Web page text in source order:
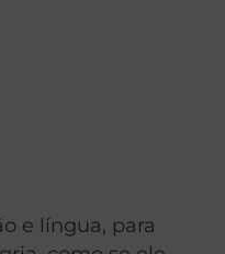
e língua, para